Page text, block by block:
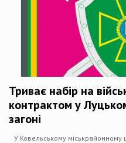
Триває набір на
контрактом у
загоні
У Ковельському міськрайонному